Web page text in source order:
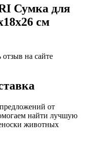
Сумка для
см
на сайте
предложений от
найти лучшую
животных